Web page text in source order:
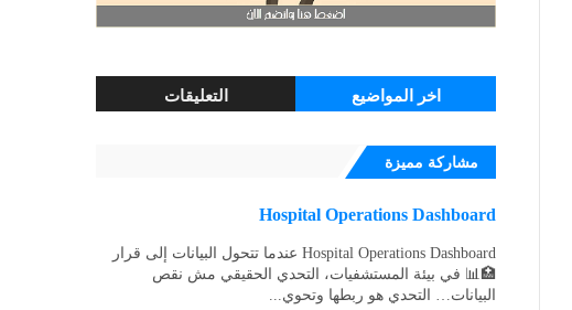
اخر المواضيع التعليقات
مشاركة مميزة
Hospital Operations Dashboard
Hospital Operations Dashboard عندما تتحول البيانات إلى قرار
🏥📊 في بيئة المستشفيات، التحدي الحقيقي مش نقص
البيانات… التحدي هو ربطها وتحوي...